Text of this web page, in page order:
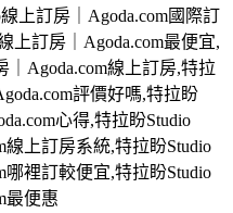
上訂房｜Agoda.com國際訂
上訂房｜Agoda.com最便宜,
｜Agoda.com線上訂房,特拉
評價好嗎,特拉盼
心得,特拉盼Studio
線上訂房系統,特拉盼Studio
哪裡訂較便宜,特拉盼Studio
最便惠